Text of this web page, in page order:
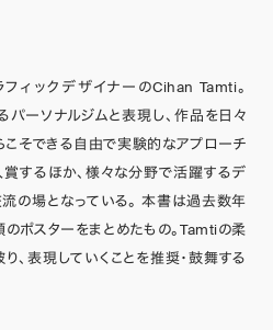
ィックデザイナーのCihan Tamti。
ーソナルジムと表現し、作品を日々
こそできる自由で実験的なアプローチ
するほか、様々な分野で活躍するデ
の場となっている。 本書は過去数年
ポスターをまとめたもの。Tamtiの柔
、表現していくことを推奨・鼓舞する